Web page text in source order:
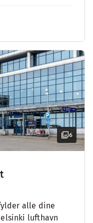
6
alle dine
lufthavn